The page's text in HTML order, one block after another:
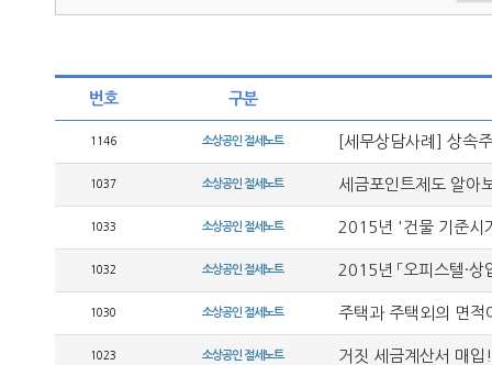
번호 구분
1146 소상공인 절세노트 [세무상담사례] 상속
1037 소상공인 절세노트 세금포인트제도 알아
1033 소상공인 절세노트 2015년 '건물 기준시
1032 소상공인 절세노트 2015년 「오피스텔·상
1030 소상공인 절세노트 주택과 주택외의 면적
1023 소상공인 절세노트 거짓 세금계산서 매